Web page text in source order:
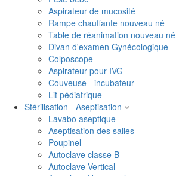
Aspirateur de mucosité
Rampe chauffante nouveau né
Table de réanimation nouveau né
Divan d'examen Gynécologique
Colposcope
Aspirateur pour IVG
Couveuse - incubateur
Lit pédiatrique
Stérilisation - Aseptisation
Lavabo aseptique
Aseptisation des salles
Poupinel
Autoclave classe B
Autoclave Vertical